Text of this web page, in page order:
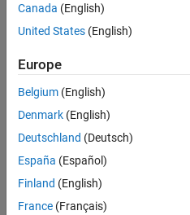
aucune
offre
d'emploi
correspondant
à vos
critères
de
recherche.
Vous
pouvez
élargir
votre
Canada (English)
United States (English)
Europe
Belgium (English)
Denmark (English)
Deutschland (Deutsch)
España (Español)
Finland (English)
France (Français)